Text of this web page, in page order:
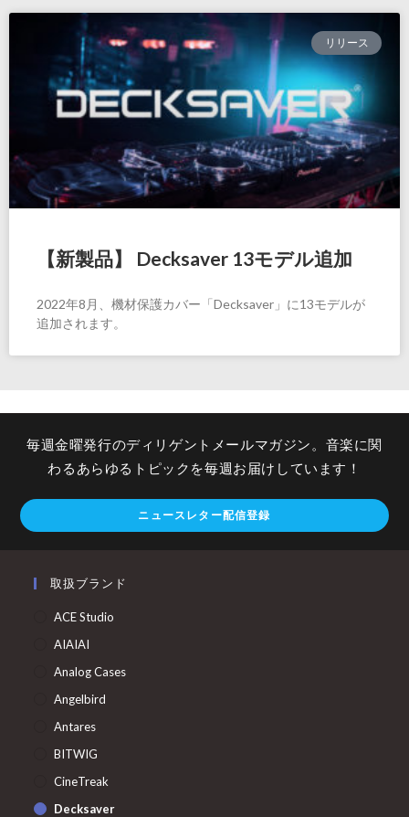
リリース
【新製品】 Decksaver 13モデル追加
2022年8月、機材保護カバー「Decksaver」に13モデルが
追加されます。
毎週金曜発行のディリゲントメールマガジン。音楽に関
わるあらゆるトピックを毎週お届けしています！
ニュースレター配信登録
取扱ブランド
ACE Studio
AIAIAI
Analog Cases
Angelbird
Antares
BITWIG
CineTreak
Decksaver